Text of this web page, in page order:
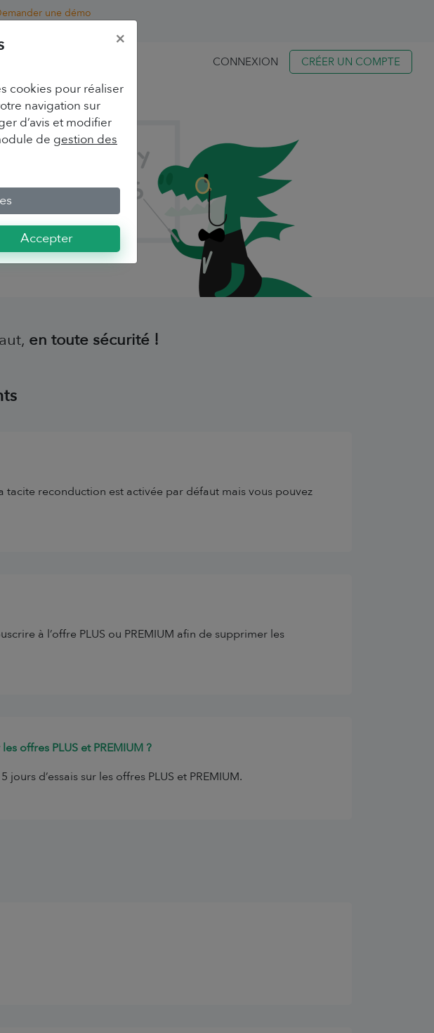
une démo
CONNEXION CRÉER UN COMPTE
en toute sécurité !
tacite reconduction est activée par défaut mais vous pouvez
à l’offre PLUS ou PREMIUM afin de supprimer les
offres PLUS et PREMIUM ?
d’essais sur les offres PLUS et PREMIUM.
×
cookies pour réaliser
navigation sur
d’avis et modifier
de gestion des
Accepter